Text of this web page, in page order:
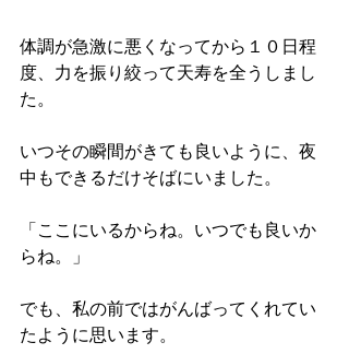
体調が急激に悪くなってから１０日程
度、力を振り絞って天寿を全うしまし
た。
いつその瞬間がきても良いように、夜
中もできるだけそばにいました。
「ここにいるからね。いつでも良いか
らね。」
でも、私の前ではがんばってくれてい
たように思います。